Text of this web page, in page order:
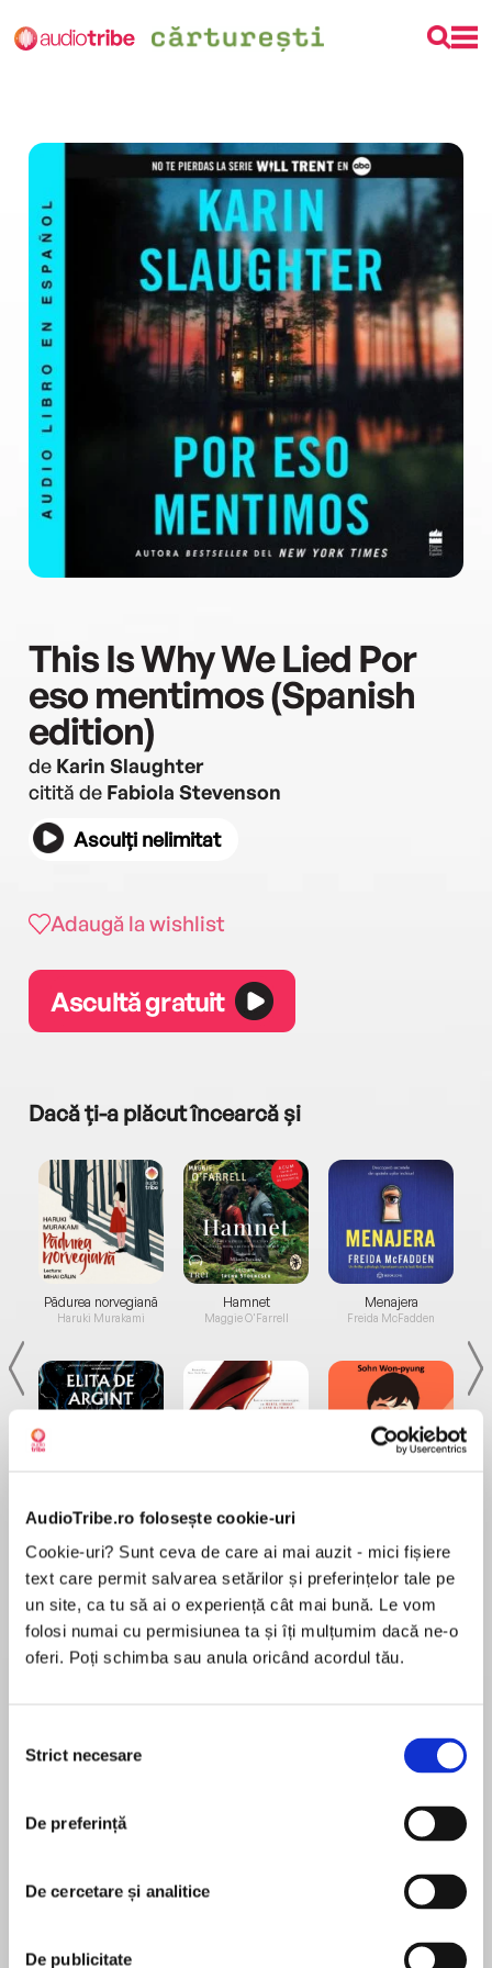
AudioTribe.ro folosește cookie-uri
Cookie-uri? Sunt ceva de care ai mai auzit - mici fișiere
text care permit salvarea setărilor și preferințelor tale pe
un site, ca tu să ai o experiență cât mai bună. Le vom
folosi numai cu permisiunea ta și îți mulțumim dacă ne-o
oferi. Poți schimba sau anula oricând acordul tău.
consimțământului
Strict necesare
De preferință
De cercetare și analitice
De publicitate
This Is Why We Lied Por
eso mentimos (Spanish
edition)
de Karin Slaughter
citită de Fabiola Stevenson
Asculți nelimitat
Adaugă la wishlist
Ascultă gratuit
Dacă ți-a plăcut încearcă și
Pădurea norvegiană
Haruki Murakami
de...
Dani Francis
Hamnet
Maggie O'Farrell
la...
Lauren Weisberger
Menajera
Freida McFadden
Desprecarte
surprises and domestic thrill and shrill.”—Parade
and Sara Linton from Karin Slaughter,New York
Timesbestselling author ofPretty GirlsandAfter
killer…
MAI MULT
În acest moment nu există recenzii